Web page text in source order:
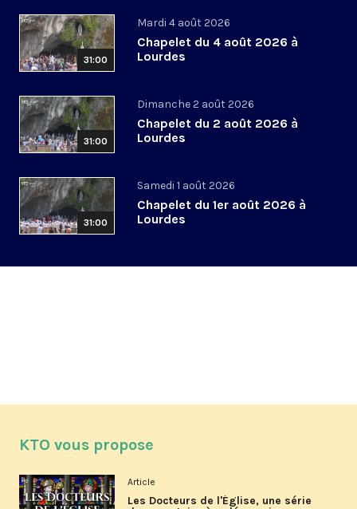
31:00
Mardi 4 août 2026
Chapelet du 4 août 2026 à
Lourdes
31:00
Dimanche 2 août 2026
Chapelet du 2 août 2026 à
Lourdes
31:00
Samedi 1 août 2026
Chapelet du 1er août 2026 à
Lourdes
KTO vous propose
Article
Les Docteurs de l'Église, une série